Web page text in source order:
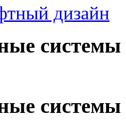
дизайн
системы
системы